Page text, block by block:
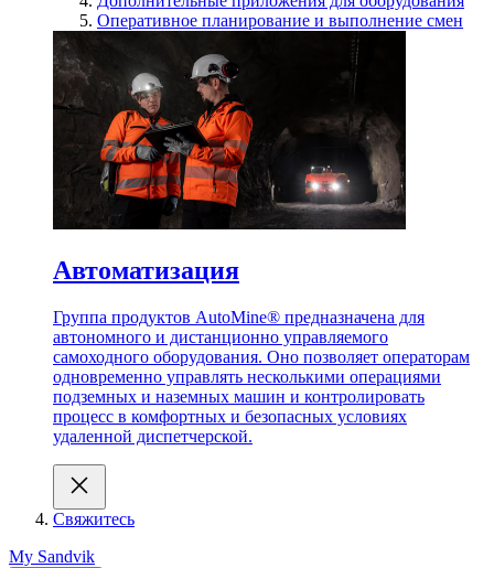
Оперативное планирование и выполнение смен
Автоматизация
Группа продуктов AutoMine® предназначена для
автономного и дистанционно управляемого
самоходного оборудования. Оно позволяет операторам
одновременно управлять несколькими операциями
подземных и наземных машин и контролировать
процесс в комфортных и безопасных условиях
удаленной диспетчерской.
Свяжитесь
My Sandvik